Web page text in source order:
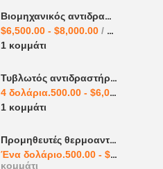
Βιομηχανικός αντιδραστήρας αμμωνίας αναμειγνυτής καταλυτικός αντιδραστήρας χημικός αντιδραστήρας αντιδραστήρας λέβητα προμηθευτές αντιδραστήρες από ανοξείδωτο χάλυβα
$6,500.00 - $8,000.00 / κομμάτι
1 κομμάτι
/ κομμάτι
Τυβλωτός αντιδραστήρας από ανοξείδωτο χάλυβα χημικός αντιδραστήραςΤυβλωτός αντιδραστήρας 2023 Παροχή Boke αυτόματη υψηλή μεταφορά θερμότητας υψηλή ασφάλεια
4 δολάρια.500.00 - $6,000.00
1 κομμάτι
/ κομμάτι
Προμηθευτές θερμοανταλλακτών κελύφους και σωλήνων
Ένα δολάριο.500.00 - $3,000.00
κομμάτι